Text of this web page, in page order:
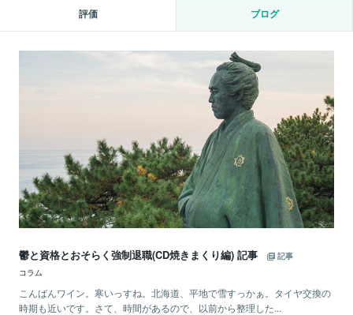
評価 ブログ
鬱と資格とおそらく強制退職(CD焼きまくり編) 記事
記事
コラム
こんばんワイン。寒いっすね。北海道、平地で雪すっかぁ。タイヤ交換の
時期も近いです。さて、時間があるので、以前から整理した...